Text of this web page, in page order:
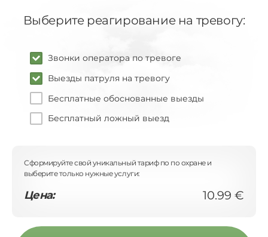
Выберите реагирование на тревогу:
Звонки оператора по тревоге
Выезды патруля на тревогу
Бесплатные обоснованные выезды
Бесплатный ложный выезд
Сформируйте свой уникальный тариф по по охране и
выберите только нужные услуги:
Цена: 10.99 €